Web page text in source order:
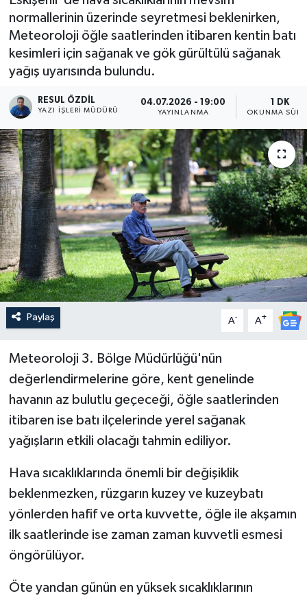
normallerinin üzerinde seyretmesi beklenirken,
Meteoroloji öğle saatlerinden itibaren kentin batı
kesimleri için sağanak ve gök gürültülü sağanak
yağış uyarısında bulundu.
RESUL ÖZDIL
YAZI İŞLERI MÜDÜRÜ
04.07.2026 - 19:00
YAYINLANMA
1 DK
OKUNMA
Paylaş A- A+
Meteoroloji 3. Bölge Müdürlüğü'nün
değerlendirmelerine göre, kent genelinde
havanın az bulutlu geçeceği, öğle saatlerinden
itibaren ise batı ilçelerinde yerel sağanak
yağışların etkili olacağı tahmin ediliyor.
Hava sıcaklıklarında önemli bir değişiklik
beklenmezken, rüzgarın kuzey ve kuzeybatı
yönlerden hafif ve orta kuvvette, öğle ile akşamın
ilk saatlerinde ise zaman zaman kuvvetli esmesi
öngörülüyor.
Öte yandan günün en yüksek sıcaklıklarının